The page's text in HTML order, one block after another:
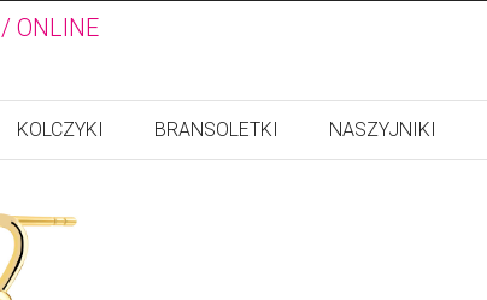
/ ONLINE
KOLCZYKI BRANSOLETKI NASZYJNIKI